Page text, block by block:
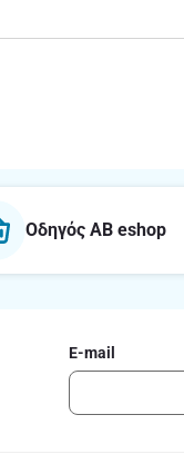
Οδηγός AB eshop
E-mail